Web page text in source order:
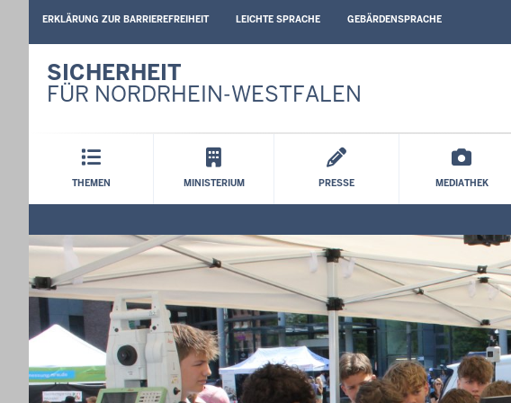
SPRACHEN
ERKLÄRUNG ZUR BARRIEREFREIHEIT LEICHTE SPRACHE GEBÄRDENSPRACHE
SICHERHEIT
FÜR NORDRHEIN-WESTFALEN
Hauptmenü
THEMEN MINISTERIUM PRESSE MEDIATHEK